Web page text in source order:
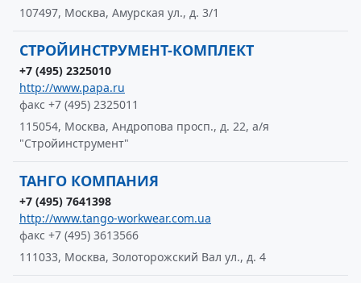
107497, Москва, Амурская ул., д. 3/1
СТРОЙИНСТРУМЕНТ-КОМПЛЕКТ
+7 (495) 2325010
http://www.papa.ru
факс +7 (495) 2325011
115054, Москва, Андропова просп., д. 22, а/я
"Стройинструмент"
ТАНГО КОМПАНИЯ
+7 (495) 7641398
http://www.tango-workwear.com.ua
факс +7 (495) 3613566
111033, Москва, Золоторожский Вал ул., д. 4